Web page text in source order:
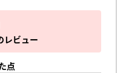
レビュー
点